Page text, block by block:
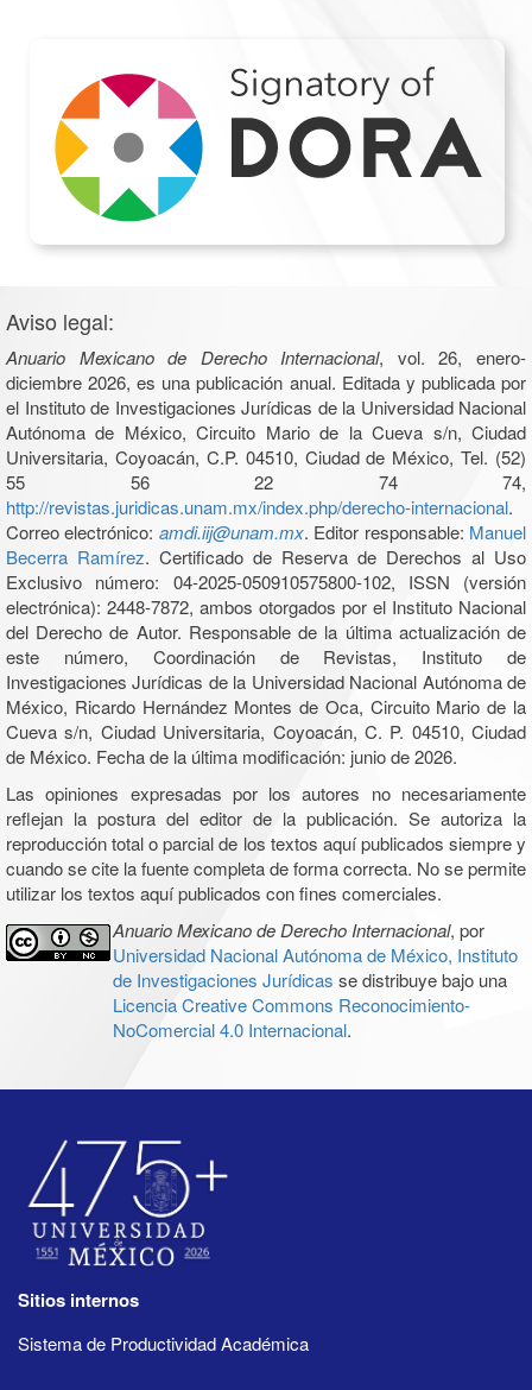
Aviso legal:
Anuario Mexicano de Derecho Internacional, vol. 26, enero-
diciembre 2026, es una publicación anual. Editada y publicada por
el Instituto de Investigaciones Jurídicas de la Universidad Nacional
Autónoma de México, Circuito Mario de la Cueva s/n, Ciudad
Universitaria, Coyoacán, C.P. 04510, Ciudad de México, Tel. (52)
55 56 22 74 74,
http://revistas.juridicas.unam.mx/index.php/derecho-internacional.
Correo electrónico: amdi.iij@unam.mx. Editor responsable: Manuel
Becerra Ramírez. Certificado de Reserva de Derechos al Uso
Exclusivo número: 04-2025-050910575800-102, ISSN (versión
electrónica): 2448-7872, ambos otorgados por el Instituto Nacional
del Derecho de Autor. Responsable de la última actualización de
este número, Coordinación de Revistas, Instituto de
Investigaciones Jurídicas de la Universidad Nacional Autónoma de
México, Ricardo Hernández Montes de Oca, Circuito Mario de la
Cueva s/n, Ciudad Universitaria, Coyoacán, C. P. 04510, Ciudad
de México. Fecha de la última modificación: junio de 2026.
Las opiniones expresadas por los autores no necesariamente
reflejan la postura del editor de la publicación. Se autoriza la
reproducción total o parcial de los textos aquí publicados siempre y
cuando se cite la fuente completa de forma correcta. No se permite
utilizar los textos aquí publicados con fines comerciales.
Anuario Mexicano de Derecho Internacional, por
Universidad Nacional Autónoma de México, Instituto
de Investigaciones Jurídicas se distribuye bajo una
Licencia Creative Commons Reconocimiento-
NoComercial 4.0 Internacional.
Sitios internos
Sistema de Productividad Académica